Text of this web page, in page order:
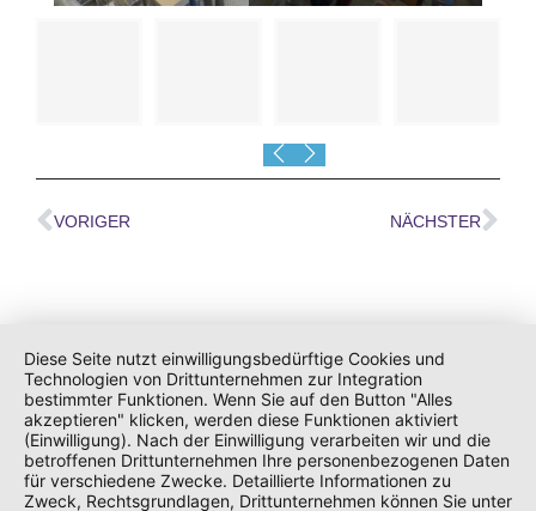
VORIGER NÄCHSTER
Datenschutzerklärung Impressum Search
for:
SEARCH BUTTON
Diese Seite nutzt einwilligungsbedürftige Cookies und
Technologien von Drittunternehmen zur Integration
bestimmter Funktionen. Wenn Sie auf den Button "Alles
akzeptieren" klicken, werden diese Funktionen aktiviert
(Einwilligung). Nach der Einwilligung verarbeiten wir und die
betroffenen Drittunternehmen Ihre personenbezogenen Daten
für verschiedene Zwecke. Detaillierte Informationen zu
Zweck, Rechtsgrundlagen, Drittunternehmen können Sie unter